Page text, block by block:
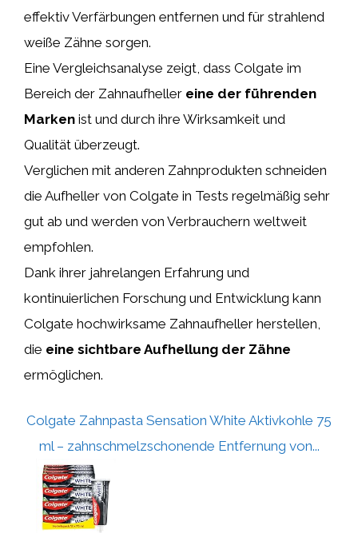
effektiv Verfärbungen entfernen und für strahlend
weiße Zähne sorgen.
Eine Vergleichsanalyse zeigt, dass Colgate im
Bereich der Zahnaufheller eine der führenden
Marken ist und durch ihre Wirksamkeit und
Qualität überzeugt.
Verglichen mit anderen Zahnprodukten schneiden
die Aufheller von Colgate in Tests regelmäßig sehr
gut ab und werden von Verbrauchern weltweit
empfohlen.
Dank ihrer jahrelangen Erfahrung und
kontinuierlichen Forschung und Entwicklung kann
Colgate hochwirksame Zahnaufheller herstellen,
die eine sichtbare Aufhellung der Zähne
ermöglichen.
Colgate Zahnpasta Sensation White Aktivkohle 75
ml – zahnschmelzschonende Entfernung von...